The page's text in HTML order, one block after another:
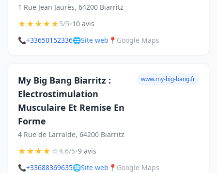
1 Rue Jean Jaurès, 64200 Biarritz
★★★★★5/5•10 avis
📞+33650152336🌐Site web 📍 Google Maps
My Big Bang Biarritz :
Electrostimulation
Musculaire Et Remise En
Forme
4 Rue de Larralde, 64200 Biarritz
www.my-big-bang.fr
★★★★☆4.6/5•9 avis
📞+33688369635🌐Site web 📍 Google Maps